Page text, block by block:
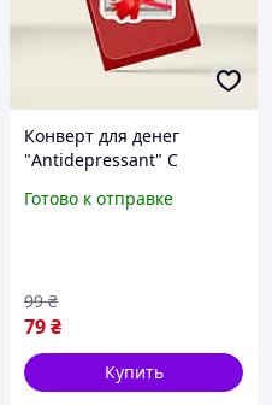
Конверт для денег
"Antidepressant" C
Готово к отправке
79₴
99 ₴
Купить